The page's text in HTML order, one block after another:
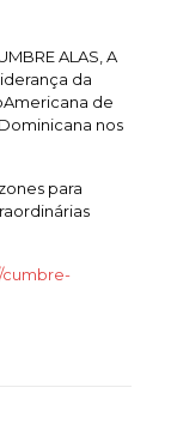
ALAS, A
da
de
nos
para
cumbre-